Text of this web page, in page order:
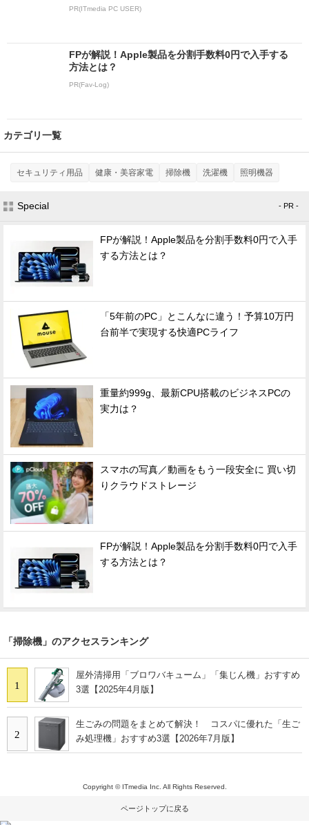
PR(ITmedia PC USER)
FPが解説！Apple製品を分割手数料0円で入手する
方法とは？
PR(Fav-Log)
カテゴリ一覧
セキュリティ用品 健康・美容家電 掃除機 洗濯機 照明機器
Special - PR -
FPが解説！Apple製品を分割手数料0円で入手
する方法とは？
「5年前のPC」とこんなに違う！予算10万円
台前半で実現する快適PCライフ
重量約999g、最新CPU搭載のビジネスPCの
実力は？
スマホの写真／動画をもう一段安全に 買い切
りクラウドストレージ
FPが解説！Apple製品を分割手数料0円で入手
する方法とは？
「掃除機」のアクセスランキング
1
屋外清掃用「ブロワバキューム」「集じん機」おすすめ
3選【2025年4月版】
2
生ごみの問題をまとめて解決！ コスパに優れた「生ご
み処理機」おすすめ3選【2026年7月版】
Copyright © ITmedia Inc. All Rights Reserved.
ページトップに戻る